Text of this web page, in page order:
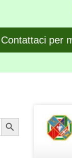
Contattaci per
Search Button